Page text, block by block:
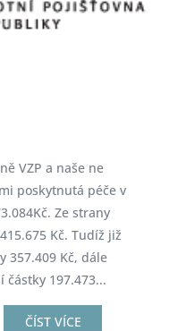
VZP a naše ne
poskytnutá péče v
Ze strany
Kč. Tudíž již
357.409 Kč, dále
částky 197.473...
ČÍST VÍCE